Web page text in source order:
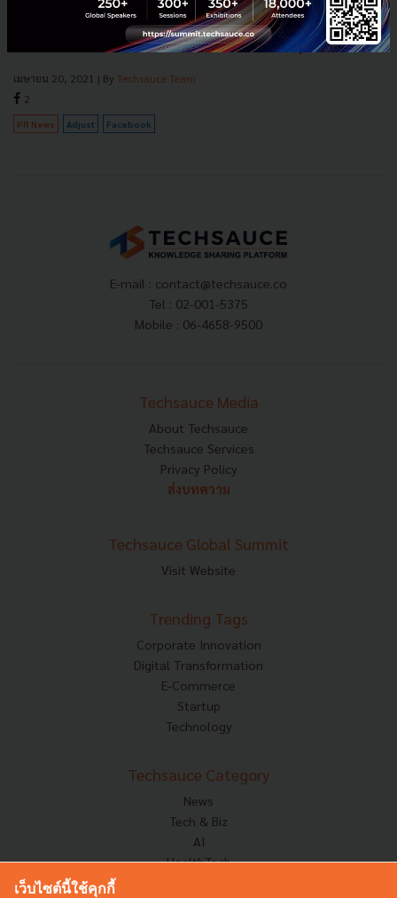
Facebook ร่วมกับ Adjust เผยรายงานการเติบโตแอปบนสมาร์ทโฟนแล้ว
วันนี้ และได้มีร่วมกับ Facebook แผนภูมิการเติบโตของแอปและเทรนด์
retention ในปี 2020 รายงานนี้แสดงให้เห็นถึงความยืดหยุ่นใ...
เมษายน 20, 2021 | By Techsauce Team
2
PR News Adjust Facebook
E-mail : contact@techsauce.co
Tel : 02-001-5375
Mobile : 06-4658-9500
Techsauce Media
About Techsauce
Techsauce Services
Privacy Policy
ส่งบทความ
Techsauce Global Summit
Visit Website
Trending Tags
Corporate Innovation
Digital Transformation
E-Commerce
Startup
Technology
Techsauce Category
News
Tech & Biz
AI
HealthTech
เว็บไซต์นี้ใช้คุกกี้